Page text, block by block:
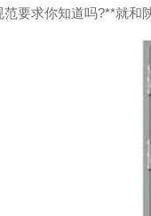
要求你知道吗?**就和